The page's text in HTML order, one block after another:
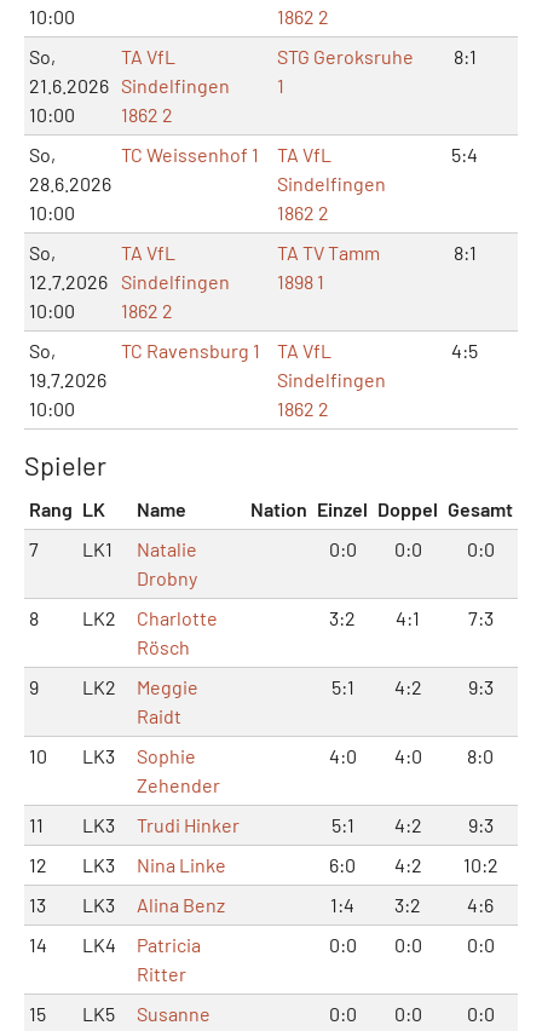
10:00
1862 2
So,
21.6.2026
10:00
TA VfL
Sindelfingen
1862 2
STG Geroksruhe
1
8:1
So,
28.6.2026
10:00
TC Weissenhof 1
TA VfL
Sindelfingen
1862 2
5:4
So,
12.7.2026
10:00
TA VfL
Sindelfingen
1862 2
TA TV Tamm
1898 1
8:1
So,
19.7.2026
10:00
TC Ravensburg 1
TA VfL
Sindelfingen
1862 2
4:5
Spieler
Rang LK Name Nation Einzel Doppel Gesamt
7
LK1
Natalie
Drobny
0:0 0:0 0:0
8 LK2
Charlotte
Rösch
3:2 4:1 7:3
9 LK2
Meggie
Raidt
5:1 4:2 9:3
10 LK3
Sophie
Zehender
4:0 4:0 8:0
11 LK3 Trudi Hinker 5:1 4:2
9:3
12
LK3 Nina Linke 6:0 4:2
10:2
13
LK3 Alina Benz 1:4 3:2
4:6
14
LK4
Patricia
Ritter
0:0 0:0 0:0
15 LK5
Susanne
0:0 0:0 0:0